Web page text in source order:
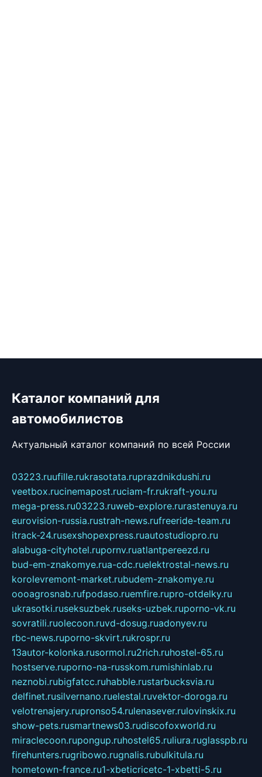
Каталог компаний для
автомобилистов
Актуальный каталог компаний по всей России
03223.ruufille.rukrasotata.ruprazdnikdushi.ru
veetbox.rucinemapost.ruciam-fr.rukraft-you.ru
mega-press.ru03223.ruweb-explore.rurastenuya.ru
eurovision-russia.rustrah-news.rufreeride-team.ru
itrack-24.rusexshopexpress.ruautostudiopro.ru
alabuga-cityhotel.rupornv.ruatlantpereezd.ru
bud-em-znakomye.rua-cdc.ruelektrostal-news.ru
korolevremont-market.rubudem-znakomye.ru
oooagrosnab.rufpodaso.ruemfire.rupro-otdelky.ru
ukrasotki.ruseksuzbek.ruseks-uzbek.ruporno-vk.ru
sovratili.ruolecoon.ruvd-dosug.ruadonyev.ru
rbc-news.ruporno-skvirt.rukrospr.ru
13autor-kolonka.rusormol.ru2rich.ruhostel-65.ru
hostserve.ruporno-na-russkom.rumishinlab.ru
neznobi.rubigfatcc.ruhabble.rustarbucksvia.ru
delfinet.rusilvernano.ruelestal.ruvektor-doroga.ru
velotrenajery.rupronso54.rulenasever.rulovinskix.ru
show-pets.rusmartnews03.rudiscofoxworld.ru
miraclecoon.rupongup.ruhostel65.ruliura.ruglasspb.ru
firehunters.rugribowo.rugnalis.rubulkitula.ru
hometown-france.ru1-xbeticricetc-1-xbetti-5.ru